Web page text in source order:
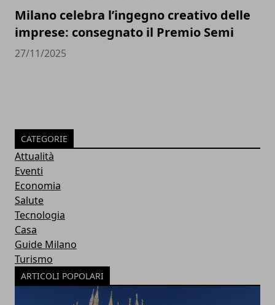
Milano celebra l’ingegno creativo delle
imprese: consegnato il Premio Semi
27/11/2025
CATEGORIE
Attualità
Eventi
Economia
Salute
Tecnologia
Casa
Guide Milano
Turismo
ARTICOLI POPOLARI